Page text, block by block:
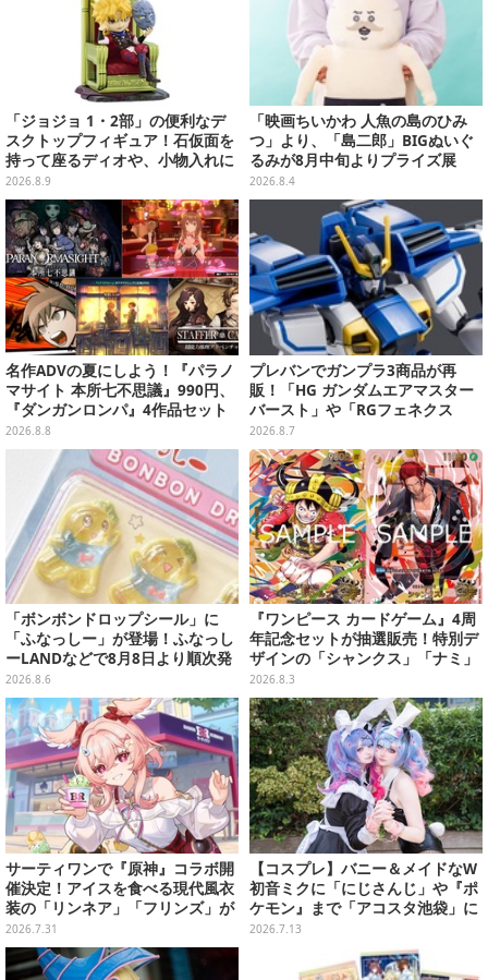
「ジョジョ 1・2部」の便利なデ
スクトップフィギュア！石仮面を
持って座るディオや、小物入れに
なるツェペリなどズラリ
2026.8.9
「映画ちいかわ 人魚の島のひみ
つ」より、「島二郎」BIGぬいぐ
るみが8月中旬よりプライズ展
開！“味自慢”のエプロンはポケッ
ト付き
2026.8.4
名作ADVの夏にしよう！『パラノ
マサイト 本所七不思議』990円、
『ダンガンロンパ』4作品セット
で3,060円、“お紳士”な恋愛ADV
は1,192円！【eショップのお薦め
セール】
2026.8.8
プレバンでガンプラ3商品が再
販！「HG ガンダムエアマスター
バースト」や「RGフェネクス
（ナラティブVer.）」も
2026.8.7
「ボンボンドロップシール」に
「ふなっしー」が登場！ふなっし
ーLANDなどで8月8日より順次発
売
2026.8.6
『ワンピース カードゲーム』4周
年記念セットが抽選販売！特別デ
ザインの「シャンクス」「ナミ」
など9枚のプロモカードを収録
2026.8.3
サーティワンで『原神』コラボ開
催決定！アイスを食べる現代風衣
装の「リンネア」「フリンズ」が
可愛く、そしてクール
2026.7.31
【コスプレ】バニー＆メイドなW
初音ミクに「にじさんじ」や『ポ
ケモン』まで「アコスタ池袋」に
集った美麗レイヤー13選【写真60
2026.7.13